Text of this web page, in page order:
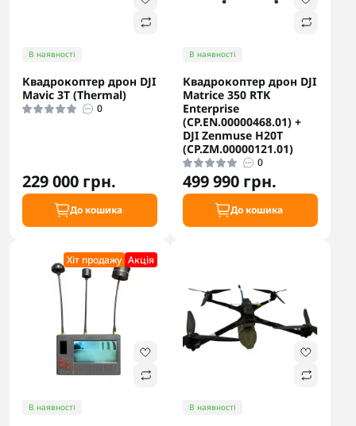
В наявності
Квадрокоптер дрон DJI
Mavic 3T (Thermal)
0
229 000 грн.
До кошика
В наявності
Квадрокоптер дрон DJI
Matrice 350 RTK
Enterprise
(CP.EN.00000468.01) +
DJI Zenmuse H20T
(CP.ZM.00000121.01)
0
499 990 грн.
До кошика
Хіт продажу Акцiя
В наявності В наявності